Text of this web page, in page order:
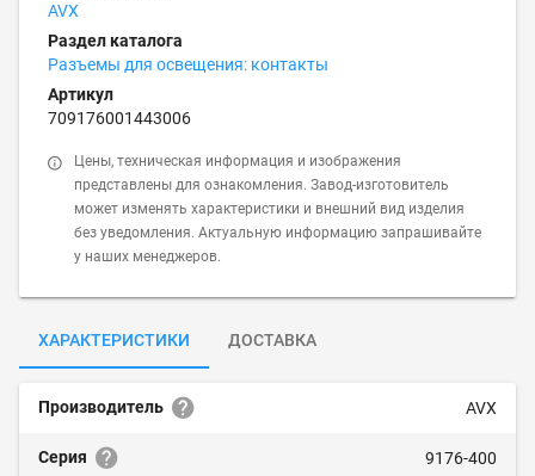
AVX
Раздел каталога
Разъемы для освещения: контакты
Артикул
709176001443006
Цены, техническая информация и изображения
представлены для ознакомления. Завод-изготовитель
может изменять характеристики и внешний вид изделия
без уведомления. Актуальную информацию запрашивайте
у наших менеджеров.
ХАРАКТЕРИСТИКИ ДОСТАВКА
Производитель AVX
Серия 9176-400